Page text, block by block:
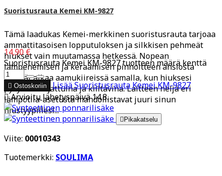
Suoristusrauta Kemei KM-9827
Tämä laadukas Kemei-merkkinen suoristusrauta tarjoaa
ammattitasoisen lopputuloksen ja silkkisen pehmeät
hiukset vain muutamassa hetkessä. Nopean
lämpenemisen ja keraamisen pinnoitteen ansiosta
säästät aikaa aamukiireissä samalla, kun hiuksesi
pysyvät suojattuina ja kiiltävinä. Laitteen neljä eri
lämpötila-asetusta mahdollistavat juuri sinun
hiustyypillesi...
14,90 €
Suoristusrauta Kemei KM-9827 tuotteen määrä kenttä
 Ostoskoriin LisääSuoristusrauta Kemei KM-9827
Arvioitu lähetyspäivä 14.8.
 Pikakatselu
Viite: 00010343
Tuotemerkki: SOULIMA